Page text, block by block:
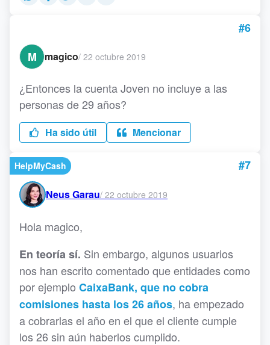
#6
M
magico/ 22 octubre 2019
¿Entonces la cuenta Joven no incluye a las
personas de 29 años?
Ha sido útil Mencionar
HelpMyCash #7
Neus Garau/ 22 octubre 2019
Hola magico,
En teoría sí. Sin embargo, algunos usuarios
nos han escrito comentado que entidades como
por ejemplo CaixaBank, que no cobra
comisiones hasta los 26 años, ha empezado
a cobrarlas el año en el que el cliente cumple
los 26 sin aún haberlos cumplido.